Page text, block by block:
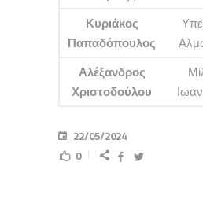
Κυριάκος
Παπαδόπουλος
Αλέξανδρος
Χριστοδούλου
22/05/2024
0